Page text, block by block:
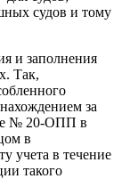
судов и тому
и заполнения
Так,
за
№ 20-ОПП в
в
учета в течение
такого